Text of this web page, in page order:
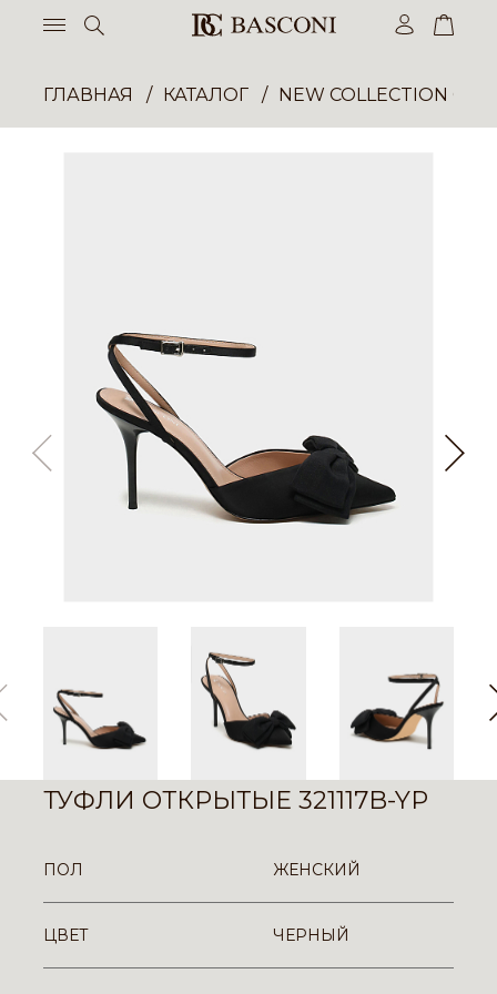
ГЛАВНАЯ КАТАЛОГ NEW COLLECTION
ТУФЛИ ОТКРЫТЫЕ 321117B-YP
ПОЛ ЖЕНСКИЙ
ЦВЕТ ЧЕРНЫЙ